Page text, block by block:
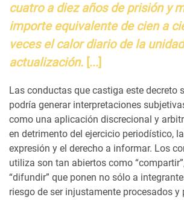
cuatro a diez años de prisión y
importe equivalente de cien a
veces el calor diario de la
actualización. [...]
Las conductas que castiga este decreto
podría generar interpretaciones
como una aplicación discrecional y
en detrimento del ejercicio periodístico,
expresión y el derecho a informar. Los
utiliza son tan abiertos como
“difundir” que ponen no sólo a
riesgo de ser injustamente procesados y